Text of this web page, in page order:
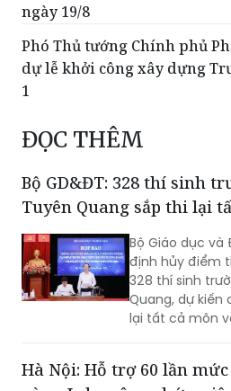
ngày 19/8
Phó Thủ tướng Chính phủ
dự lễ khởi công xây dựng
1
ĐỌC THÊM
Bộ GD&ĐT: 328 thí sinh
Tuyên Quang sắp thi lại
Bộ Giáo dục
định hủy điểm
328 thí sinh
Quang, dự kiến
lại tất cả môn
mình. Đại diện
Hà Nội: Hỗ trợ 60 lần